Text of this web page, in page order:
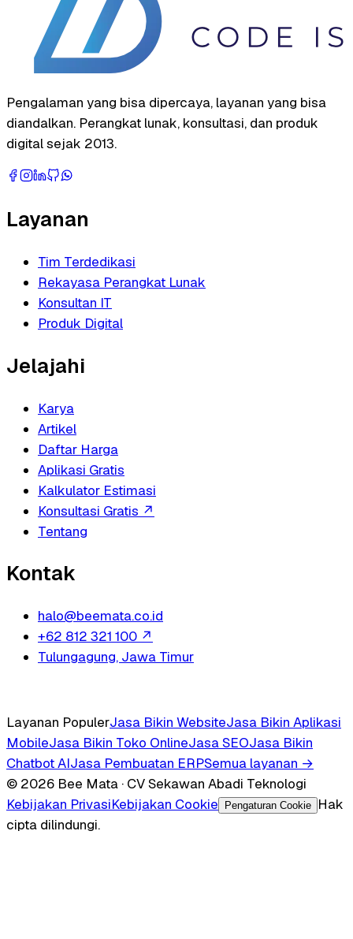
Pengalaman yang bisa dipercaya, layanan yang bisa
diandalkan. Perangkat lunak, konsultasi, dan produk
digital sejak 2013.
Layanan
Tim Terdedikasi
Rekayasa Perangkat Lunak
Konsultan IT
Produk Digital
Jelajahi
Karya
Artikel
Daftar Harga
Aplikasi Gratis
Kalkulator Estimasi
Konsultasi Gratis ↗
Tentang
Kontak
halo@beemata.co.id
+62 812 321 100 ↗
Tulungagung, Jawa Timur
Layanan PopulerJasa Bikin WebsiteJasa Bikin Aplikasi
MobileJasa Bikin Toko OnlineJasa SEOJasa Bikin
Chatbot AIJasa Pembuatan ERPSemua layanan →
© 2026 Bee Mata · CV Sekawan Abadi Teknologi
Kebijakan PrivasiKebijakan Cookie Pengaturan Cookie
Hak
cipta dilindungi.